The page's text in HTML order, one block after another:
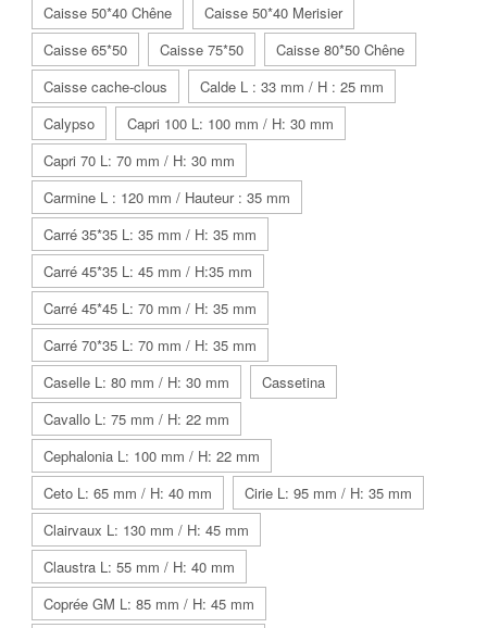
Caisse 50*40 Chêne
Caisse 50*40 Merisier
Caisse 65*50
Caisse 75*50
Caisse 80*50 Chêne
Caisse cache-clous
Calde L : 33 mm / H : 25 mm
Calypso
Capri 100 L: 100 mm / H: 30 mm
Capri 70 L: 70 mm / H: 30 mm
Carmine L : 120 mm / Hauteur : 35 mm
Carré 35*35 L: 35 mm / H: 35 mm
Carré 45*35 L: 45 mm / H:35 mm
Carré 45*45 L: 70 mm / H: 35 mm
Carré 70*35 L: 70 mm / H: 35 mm
Caselle L: 80 mm / H: 30 mm
Cassetina
Cavallo L: 75 mm / H: 22 mm
Cephalonia L: 100 mm / H: 22 mm
Ceto L: 65 mm / H: 40 mm
Cirie L: 95 mm / H: 35 mm
Clairvaux L: 130 mm / H: 45 mm
Claustra L: 55 mm / H: 40 mm
Coprée GM L: 85 mm / H: 45 mm